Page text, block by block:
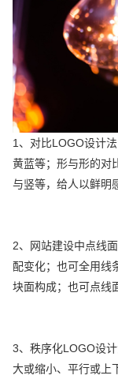
1、对比LOGO设计
黄蓝等；形与形的对
与竖等，给人以鲜明
2、网站建设中点线
配变化；也可全用线
块面构成；也可点线
3、秩序化LOGO设
大或缩小、平行或上